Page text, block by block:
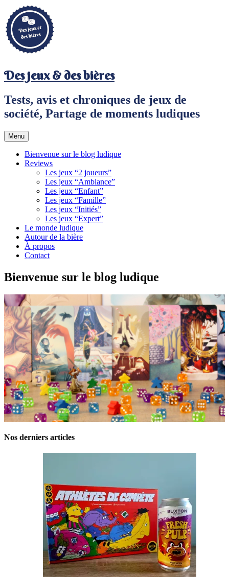
Aller
au
contenu
principal
Des jeux & des bières
Tests, avis et chroniques de jeux de
société, Partage de moments ludiques
Menu
Bienvenue sur le blog ludique
Reviews
Les jeux “2 joueurs”
Les jeux “Ambiance”
Les jeux “Enfant”
Les jeux “Famille”
Les jeux “Initiés”
Les jeux “Expert”
Le monde ludique
Autour de la bière
À propos
Contact
Bienvenue sur le blog ludique
Nos derniers articles